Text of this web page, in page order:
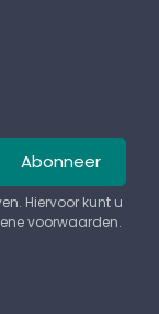
Abonneer
Hiervoor kunt u
voorwaarden.